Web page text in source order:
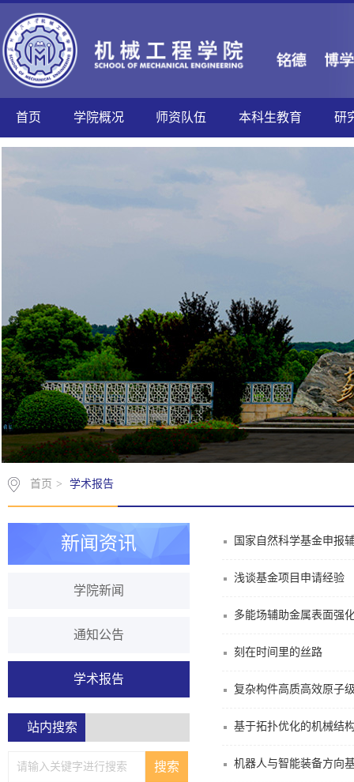
首页 学院概况 师资队伍 本科生教育 研
首页 > 学术报告
新闻资讯
学院新闻
通知公告
学术报告
站内搜索
国家自然科学基金申报
浅谈基金项目申请经验
多能场辅助金属表面强
刻在时间里的丝路
复杂构件高质高效原子
基于拓扑优化的机械结
机器人与智能装备方向